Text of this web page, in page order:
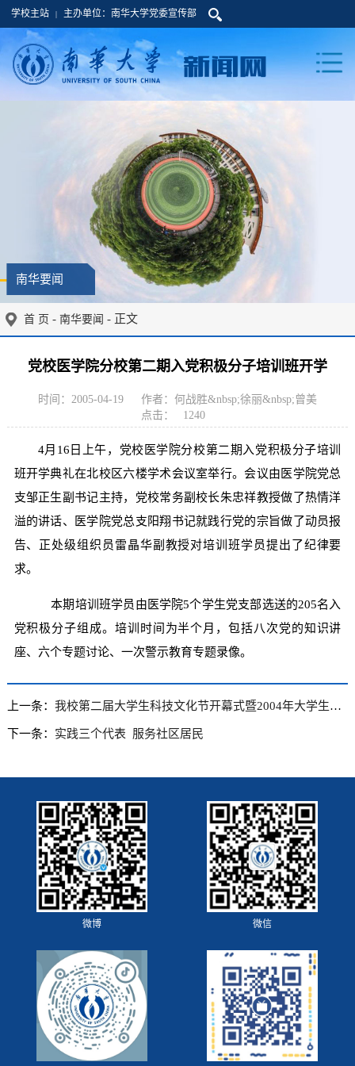
学校主站 | 主办单位：南华大学党委宣传部
南华要闻
首 页 - 南华要闻 - 正文
党校医学院分校第二期入党积极分子培训班开学
时间：2005-04-19
作者：何战胜&nbsp;徐丽&nbsp;曾美
点击：
1240
4月16日上午，党校医学院分校第二期入党积极分子培训
班开学典礼在北校区六楼学术会议室举行。会议由医学院党总
支邹正生副书记主持，党校常务副校长朱忠祥教授做了热情洋
溢的讲话、医学院党总支阳翔书记就践行党的宗旨做了动员报
告、正处级组织员雷晶华副教授对培训班学员提出了纪律要
求。
本期培训班学员由医学院5个学生党支部选送的205名入
党积极分子组成。培训时间为半个月，包括八次党的知识讲
座、六个专题讨论、一次警示教育专题录像。
上一条： 我校第二届大学生科技文化节开幕式暨2004年大学生科技工作总结表彰大会召开
下一条： 实践三个代表 服务社区居民
微博 微信